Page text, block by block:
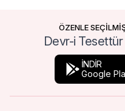
ÖZENLE
Devr-i Tesettür
İNDİR
Google